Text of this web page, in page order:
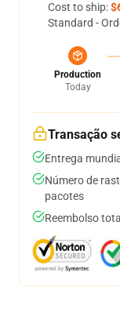
Cost to ship:
Standard -
Production
Today
Transação
Entrega
Número de
pacotes
Reembolso